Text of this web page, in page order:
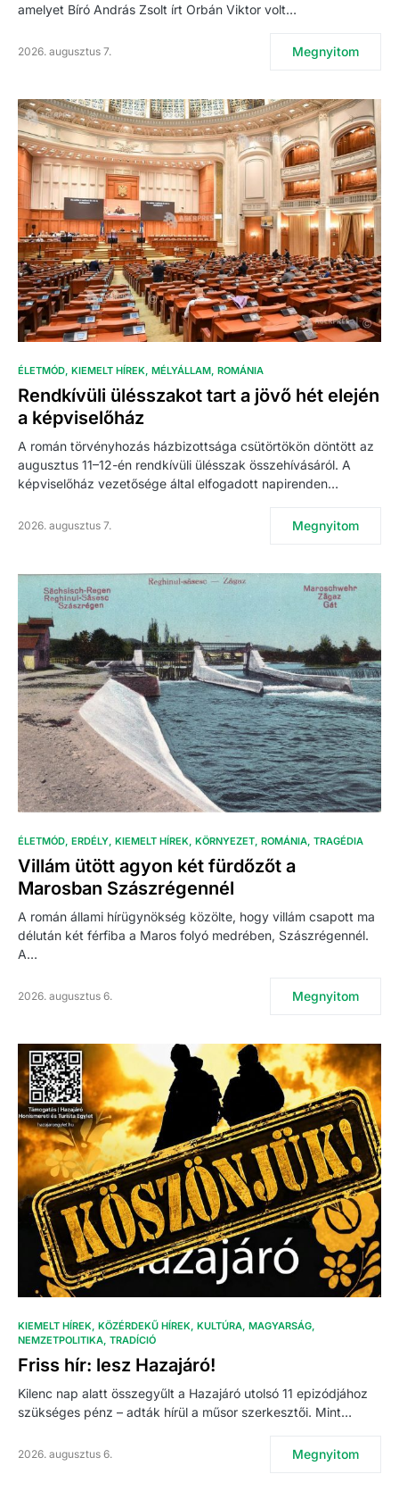
amelyet Bíró András Zsolt írt Orbán Viktor volt…
2026. augusztus 7. Megnyitom
ÉLETMÓD KIEMELT HÍREK MÉLYÁLLAM ROMÁNIA
Rendkívüli ülésszakot tart a jövő hét elején
a képviselőház
A román törvényhozás házbizottsága csütörtökön döntött az
augusztus 11–12-én rendkívüli ülésszak összehívásáról. A
képviselőház vezetősége által elfogadott napirenden…
2026. augusztus 7. Megnyitom
ÉLETMÓD ERDÉLY KIEMELT HÍREK KÖRNYEZET ROMÁNIA TRAGÉDIA
Villám ütött agyon két fürdőzőt a
Marosban Szászrégennél
A román állami hírügynökség közölte, hogy villám csapott ma
délután két férfiba a Maros folyó medrében, Szászrégennél.
A…
2026. augusztus 6. Megnyitom
KIEMELT HÍREK KÖZÉRDEKŰ HÍREK KULTÚRA MAGYARSÁG
NEMZETPOLITIKA TRADÍCIÓ
Friss hír: lesz Hazajáró!
Kilenc nap alatt összegyűlt a Hazajáró utolsó 11 epizódjához
szükséges pénz – adták hírül a műsor szerkesztői. Mint…
2026. augusztus 6. Megnyitom